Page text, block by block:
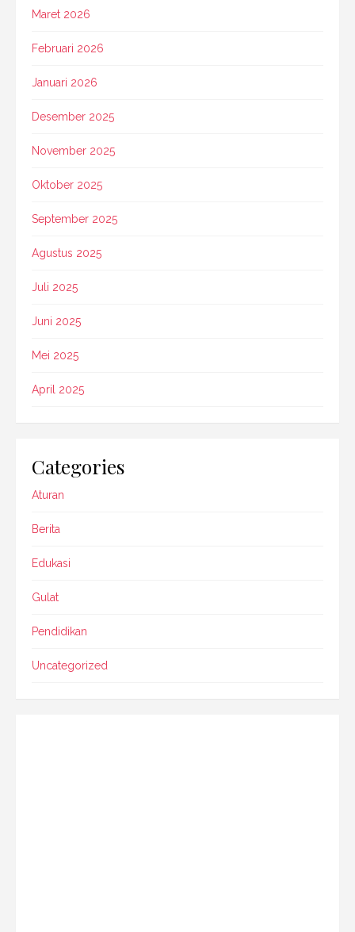
Maret 2026
Februari 2026
Januari 2026
Desember 2025
November 2025
Oktober 2025
September 2025
Agustus 2025
Juli 2025
Juni 2025
Mei 2025
April 2025
Categories
Aturan
Berita
Edukasi
Gulat
Pendidikan
Uncategorized